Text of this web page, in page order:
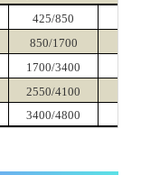
425/850
850/1700
1700/3400
2550/4100
3400/4800